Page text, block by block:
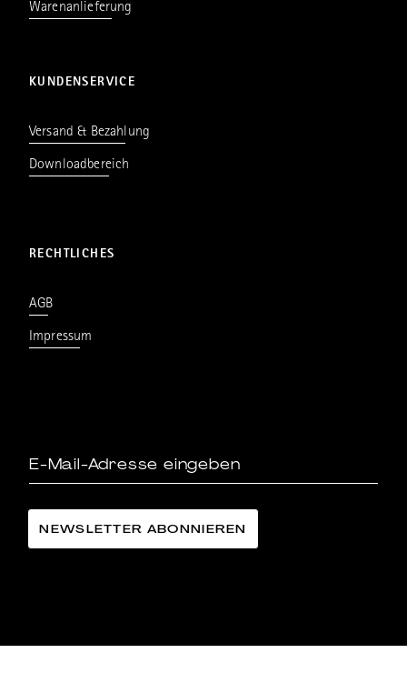
Warenanlieferung
KUNDENSERVICE
Versand & Bezahlung
Downloadbereich
RECHTLICHES
AGB
Impressum